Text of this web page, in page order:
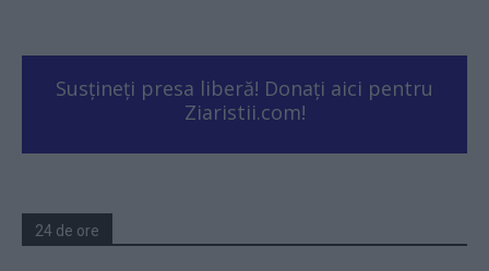
Susțineți presa liberă! Donați aici pentru
Ziaristii.com!
24 de ore